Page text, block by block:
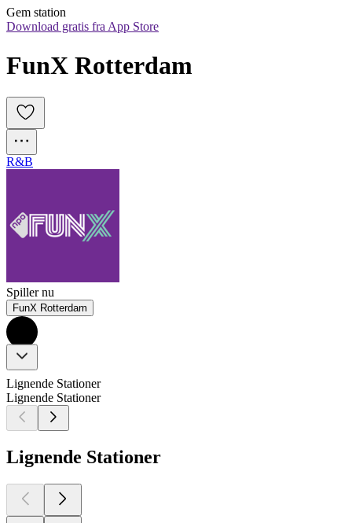
Gem station
Download gratis fra App Store
FunX Rotterdam
R&B
Spiller nu
FunX Rotterdam
Lignende Stationer
Lignende Stationer
Lignende Stationer